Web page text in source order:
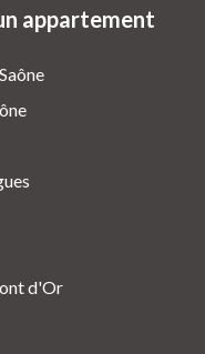
appartement
d'Or